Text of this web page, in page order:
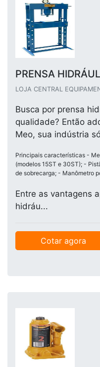
PRENSA
LOJA CENTRAL
Busca por prensa
qualidade? Então
Meo, sua indústria
Principais características -
(modelos 15ST e 30ST); -
de sobrecarga; - Manômetro
Entre as vantagens
hidráu...
Cotar agora